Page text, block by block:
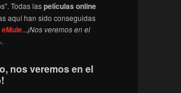
Todas laspelículas online
aquí han sido conseguidas
...¡Nos veremos en el
nos veremos en el